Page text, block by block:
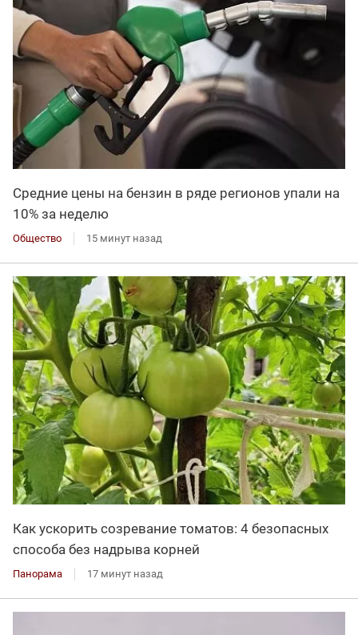
Средние цены на бензин в ряде регионов упали на
10% за неделю
Общество 15 минут назад
Как ускорить созревание томатов: 4 безопасных
способа без надрыва корней
Панорама 17 минут назад